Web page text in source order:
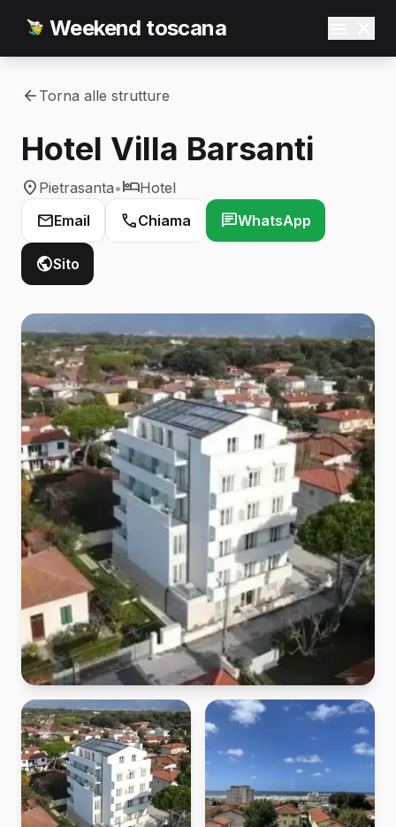
Weekend toscana
Torna alle strutture
Hotel Villa Barsanti
Pietrasanta•
Hotel
Email
Chiama WhatsApp
Sito